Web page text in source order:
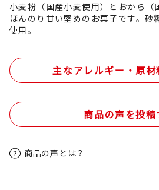
小麦粉（国産小麦使用）とおから（
ほんのり甘い堅めのお菓子です。砂
使用。
主なアレルギー・原材
商品の声を投稿
商品の声とは？